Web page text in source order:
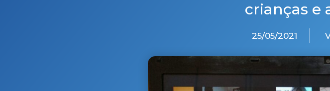
crianças e
25/05/2021